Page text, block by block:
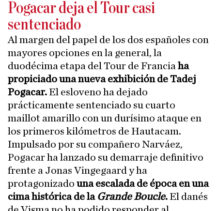
Pogacar deja el Tour casi
sentenciado
Al margen del papel de los dos españoles con
mayores opciones en la general, la
duodécima etapa del Tour de Francia ha
propiciado una nueva exhibición de Tadej
Pogacar.El esloveno ha dejado
prácticamente sentenciado su cuarto
maillot amarillo con un durísimo ataque en
los primeros kilómetros de Hautacam.
Impulsado por su compañero Narváez,
Pogacar ha lanzado su demarraje definitivo
frente a Jonas Vingegaard y ha
protagonizado una escalada de época en una
cima histórica de la Grande Boucle.El danés